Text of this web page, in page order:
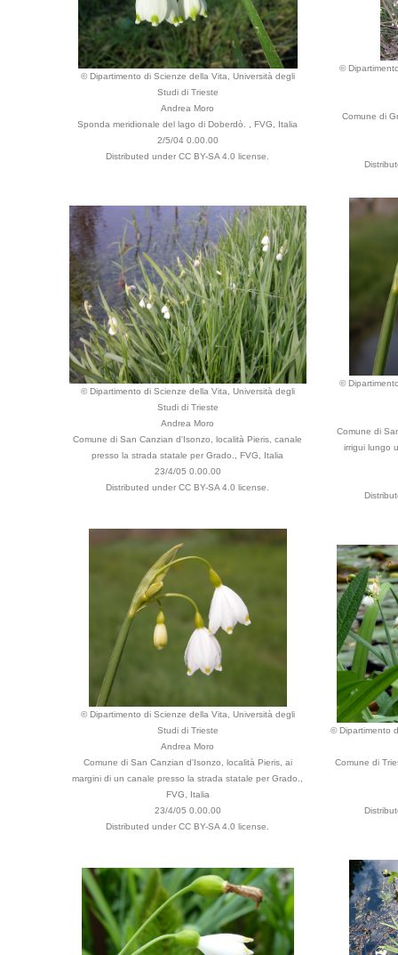
© Dipartimento di Scienze della Vita, Università degli
Studi di Trieste
Andrea Moro
Sponda meridionale del lago di Doberdò. , FVG, Italia
2/5/04 0.00.00
Distributed under CC BY-SA 4.0 license.
©
Comune di
© Dipartimento di Scienze della Vita, Università degli
Studi di Trieste
Andrea Moro
Comune di San Canzian d'Isonzo, località Pieris, canale
presso la strada statale per Grado., FVG, Italia
23/4/05 0.00.00
Distributed under CC BY-SA 4.0 license.
©
Comune di
irrigui lungo
© Dipartimento di Scienze della Vita, Università degli
Studi di Trieste
Andrea Moro
Comune di San Canzian d'Isonzo, località Pieris, ai
margini di un canale presso la strada statale per Grado.,
FVG, Italia
23/4/05 0.00.00
Distributed under CC BY-SA 4.0 license.
© Dipartimento
Comune di